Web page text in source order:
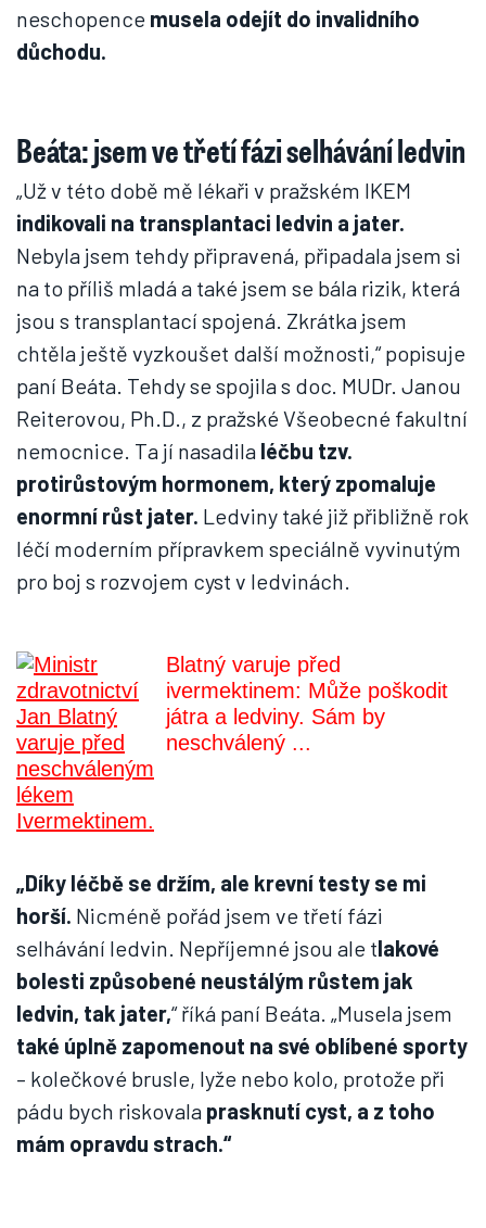
neschopence musela odejít do invalidního
důchodu.
Beáta: jsem ve třetí fázi selhávání ledvin
„Už v této době mě lékaři v pražském IKEM
indikovali na transplantaci ledvin a jater.
Nebyla jsem tehdy připravená, připadala jsem si
na to příliš mladá a také jsem se bála rizik, která
jsou s transplantací spojená. Zkrátka jsem
chtěla ještě vyzkoušet další možnosti,“ popisuje
paní Beáta. Tehdy se spojila s doc. MUDr. Janou
Reiterovou, Ph.D., z pražské Všeobecné fakultní
nemocnice. Ta jí nasadila léčbu tzv.
protirůstovým hormonem, který zpomaluje
enormní růst jater. Ledviny také již přibližně rok
léčí moderním přípravkem speciálně vyvinutým
pro boj s rozvojem cyst v ledvinách.
Blatný varuje před
ivermektinem: Může poškodit
játra a ledviny. Sám by
neschválený ...
„Díky léčbě se držím, ale krevní testy se mi
horší. Nicméně pořád jsem ve třetí fázi
selhávání ledvin. Nepříjemné jsou ale tlakové
bolesti způsobené neustálým růstem jak
ledvin, tak jater,“ říká paní Beáta. „Musela jsem
také úplně zapomenout na své oblíbené sporty
– kolečkové brusle, lyže nebo kolo, protože při
pádu bych riskovala prasknutí cyst, a z toho
mám opravdu strach.“